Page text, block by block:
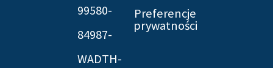
99580-
84987-
WADTH-
Preferencje
prywatności